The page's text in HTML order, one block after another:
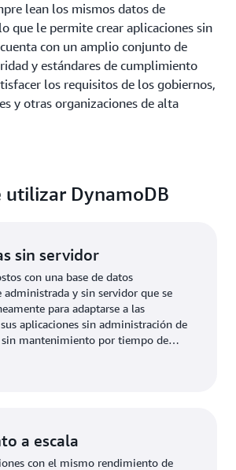
lean los mismos datos de
que le permite crear aplicaciones sin
con un amplio conjunto de
y estándares de cumplimiento
los requisitos de los gobiernos,
y otras organizaciones de alta
utilizar DynamoDB
sin servidor
con una base de datos
y sin servidor que se
para adaptarse a las
aplicaciones sin administración de
sin mantenimiento por tiempo de
a escala
con el mismo rendimiento de